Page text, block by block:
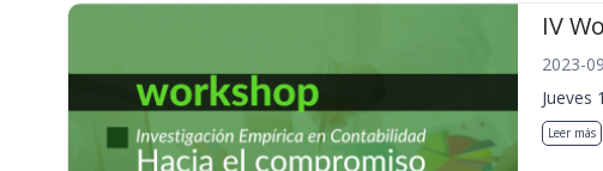
IV
2023-
Jueves
Leer más